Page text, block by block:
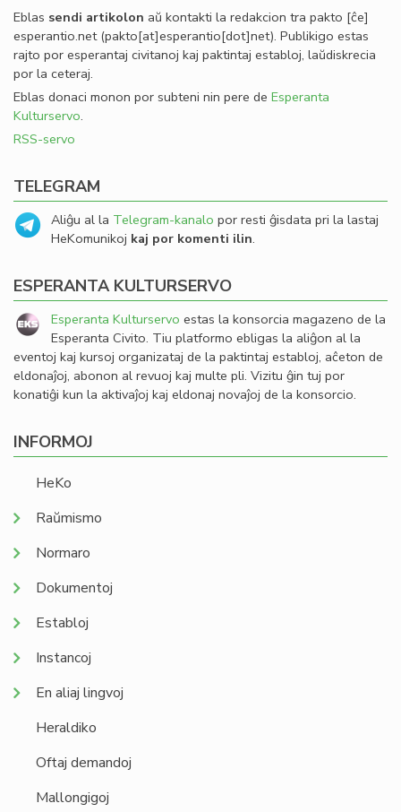
Eblas sendi artikolon aŭ kontakti la redakcion tra pakto [ĉe]
esperantio.net(pakto[at]esperantio[dot]net). Publikigo estas
rajto por esperantaj civitanoj kaj paktintaj establoj, laŭdiskrecia
por la ceteraj.
Eblas donaci monon por subteni nin pere de Esperanta
Kulturservo.
RSS-servo
TELEGRAM
Aliĝu al la Telegram-kanalo por resti ĝisdata pri la lastaj
HeKomunikoj kaj por komenti ilin.
ESPERANTA KULTURSERVO
Esperanta Kulturservo estas la konsorcia magazeno de la
Esperanta Civito. Tiu platformo ebligas la aliĝon al la
eventoj kaj kursoj organizataj de la paktintaj establoj, aĉeton de
eldonaĵoj, abonon al revuoj kaj multe pli. Vizitu ĝin tuj por
konatiĝi kun la aktivaĵoj kaj eldonaj novaĵoj de la konsorcio.
INFORMOJ
HeKo
Raŭmismo
Normaro
Dokumentoj
Establoj
Instancoj
En aliaj lingvoj
Heraldiko
Oftaj demandoj
Mallongigoj